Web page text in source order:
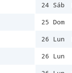
24 Sáb
25 Dom
26 Lun
26 Lun